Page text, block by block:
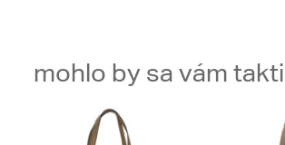
mohlo by sa vám